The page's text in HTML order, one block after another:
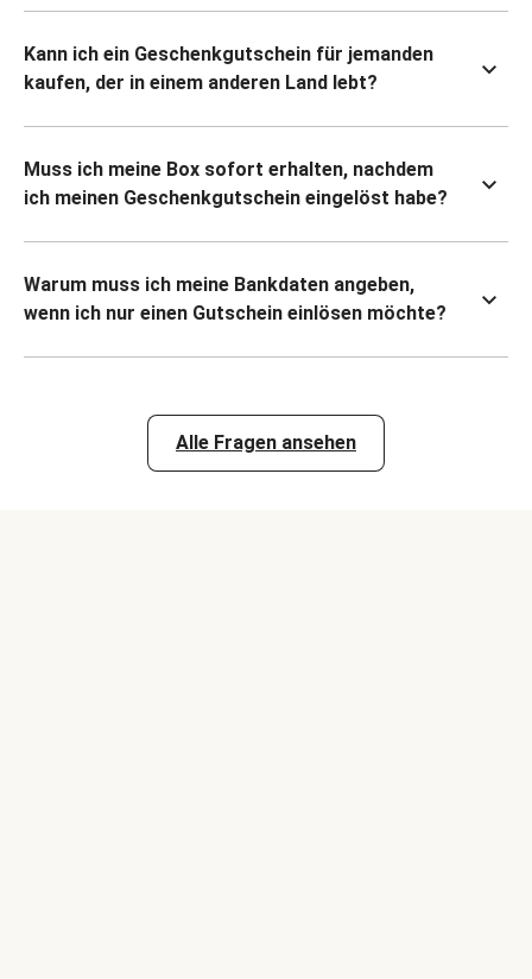
Kann ich ein Geschenkgutschein für jemanden
kaufen, der in einem anderen Land lebt?
Muss ich meine Box sofort erhalten, nachdem
ich meinen Geschenkgutschein eingelöst habe?
Warum muss ich meine Bankdaten angeben,
wenn ich nur einen Gutschein einlösen möchte?
Alle Fragen ansehen